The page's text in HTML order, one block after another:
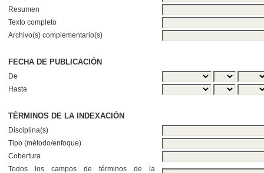
Resumen
Texto completo
Archivo(s) complementario(s)
FECHA DE PUBLICACIÓN
De
Hasta
TÉRMINOS DE LA INDEXACIÓN
Disciplina(s)
Tipo (método/enfoque)
Cobertura
Todos los campos de términos de la